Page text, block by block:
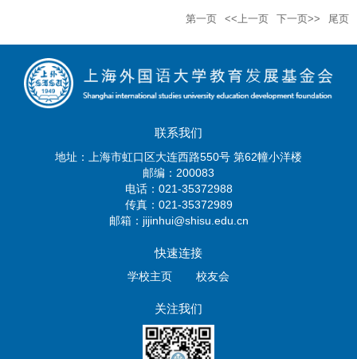
第一页 <<上一页 下一页>> 尾页
联系我们
地址：上海市虹口区大连西路550号 第62幢小洋楼
邮编：200083
电话：021-35372988
传真：021-35372989
邮箱：jijinhui@shisu.edu.cn
快速连接
学校主页 校友会
关注我们